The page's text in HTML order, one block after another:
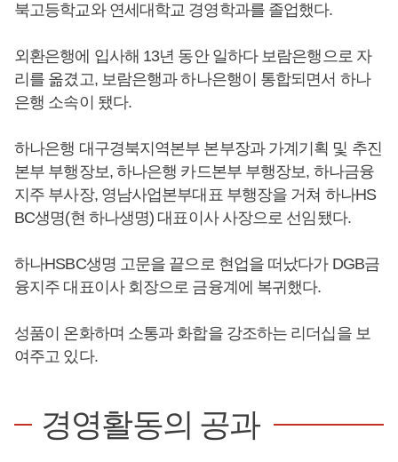
북고등학교와 연세대학교 경영학과를 졸업했다.
외환은행에 입사해 13년 동안 일하다 보람은행으로 자
리를 옮겼고, 보람은행과 하나은행이 통합되면서 하나
은행 소속이 됐다.
하나은행 대구경북지역본부 본부장과 가계기획 및 추진
본부 부행장보, 하나은행 카드본부 부행장보, 하나금융
지주 부사장, 영남사업본부대표 부행장을 거쳐 하나HS
BC생명(현 하나생명) 대표이사 사장으로 선임됐다.
하나HSBC생명 고문을 끝으로 현업을 떠났다가 DGB금
융지주 대표이사 회장으로 금융계에 복귀했다.
성품이 온화하며 소통과 화합을 강조하는 리더십을 보
여주고 있다.
경영활동의 공과